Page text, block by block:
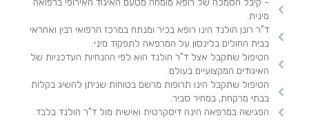
- קיבל הסמכה של רופא מומחה מטעם האיגוד האירופי ברפואה
מינית.
ד"ר רונן הולנד הינו רופא בכיר ומנתח במרכז הרפואי רבין ואחראי
בבית החולים בלינסון על המרפאה לתפקוד מיני.
הטיפול שתקבל אצל ד"ר הולנד הוא לפי ההנחיות העדכניות של
האיגודים המקצועיים בעולם.
הטיפול שתקבל הינו תרופות מרשם בטוחות שניתן להשיג בקלות
בבתי מרקחת, במחיר סביר.
הפגישה במרפאה הינה דיסקרטית ואישית מול ד"ר הולנד בלבד.